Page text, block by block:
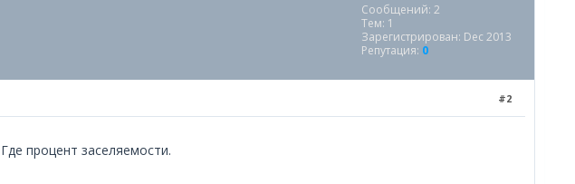
Сообщений: 2
Тем: 1
Зарегистрирован: Dec 2013
Репутация: 0
#2
процент заселяемости.